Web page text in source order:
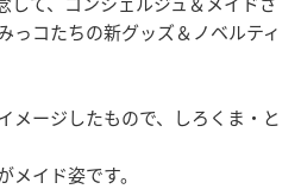
っコたちの新グッズ＆ノベルティ
メージしたもので、しろくま・と
メイド姿です。